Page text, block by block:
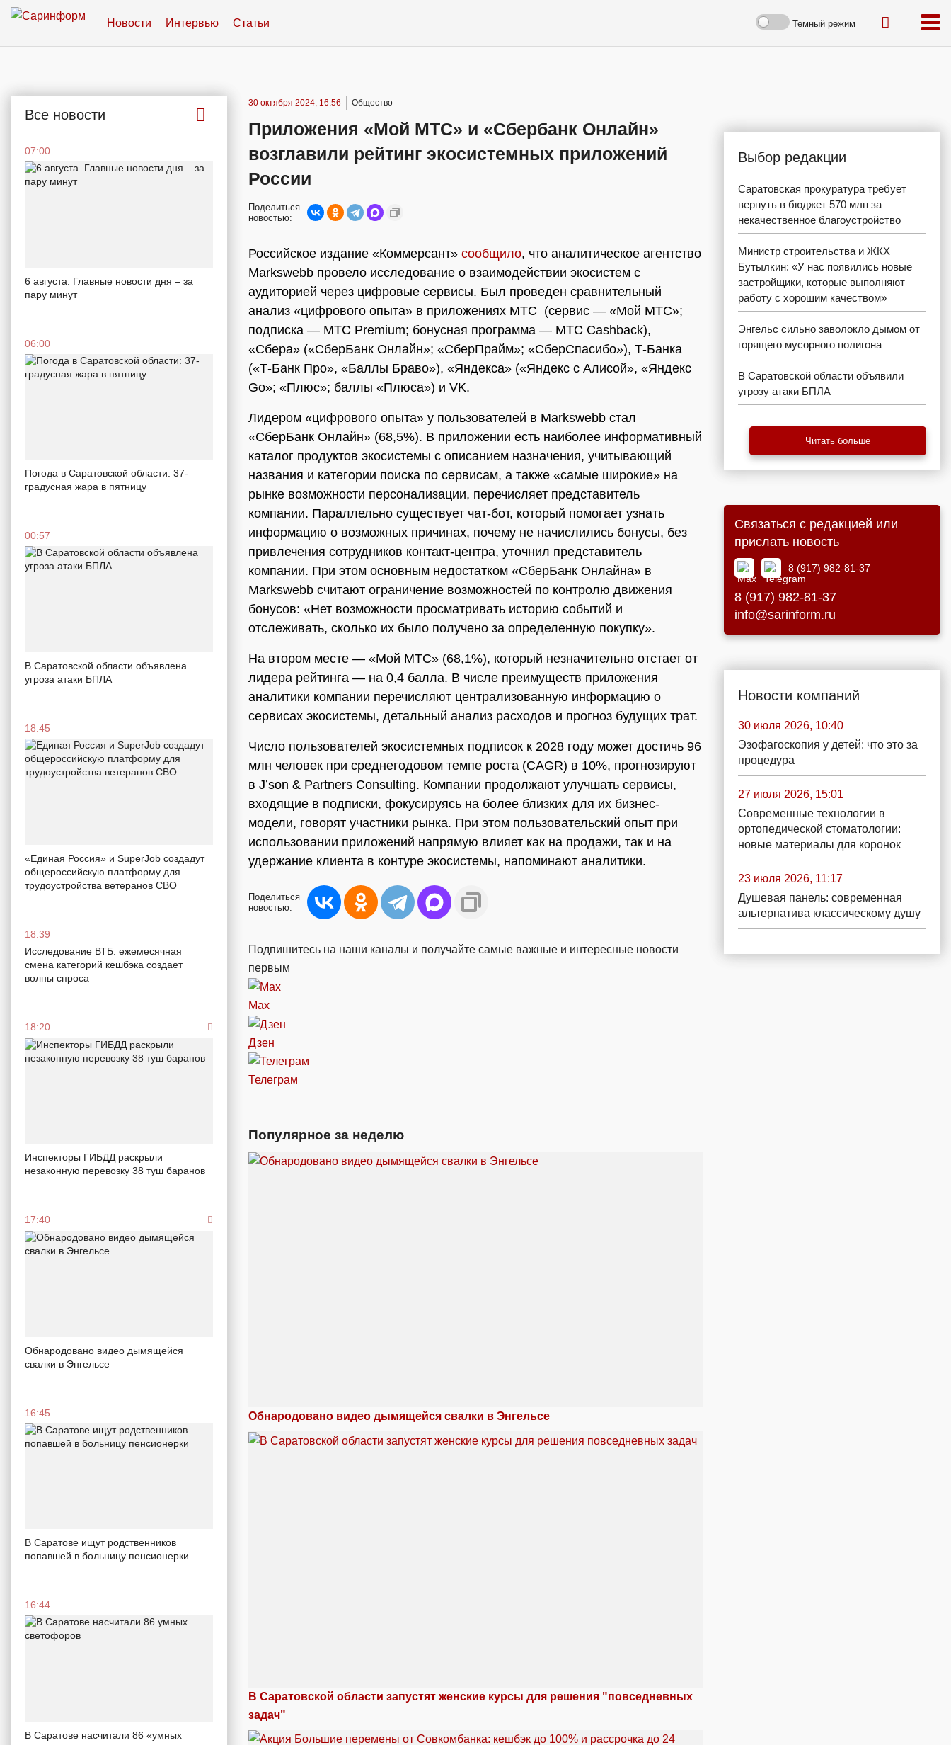
Новости Интервью Статьи Темный режим
Все новости
07:00
6 августа. Главные новости дня – за
пару минут
06:00
Погода в Саратовской области: 37-
градусная жара в пятницу
00:57
В Саратовской области объявлена
угроза атаки БПЛА
18:45
«Единая Россия» и SuperJob создадут
общероссийскую платформу для
трудоустройства ветеранов СВО
18:39
Исследование ВТБ: ежемесячная
смена категорий кешбэка создает
волны спроса
18:20
Инспекторы ГИБДД раскрыли
незаконную перевозку 38 туш баранов
17:40
Обнародовано видео дымящейся
свалки в Энгельсе
16:45
В Саратове ищут родственников
попавшей в больницу пенсионерки
16:44
В Саратове насчитали 86 «умных
30 октября 2024, 16:56 Общество
Приложения «Мой МТС» и «Сбербанк Онлайн»
возглавили рейтинг экосистемных приложений
России
Поделиться
новостью:
Российское издание «Коммерсант» сообщило, что аналитическое агентство
Markswebb провело исследование о взаимодействии экосистем с
аудиторией через цифровые сервисы. Был проведен сравнительный
анализ «цифрового опыта» в приложениях МТС (сервис — «Мой МТС»;
подписка — МТС Premium; бонусная программа — МТС Cashback),
«Сбера» («СберБанк Онлайн»; «СберПрайм»; «СберСпасибо»), Т-Банка
(«Т-Банк Про», «Баллы Браво»), «Яндекса» («Яндекс с Алисой», «Яндекс
Go»; «Плюс»; баллы «Плюса») и VK.
Лидером «цифрового опыта» у пользователей в Markswebb стал
«СберБанк Онлайн» (68,5%). В приложении есть наиболее информативный
каталог продуктов экосистемы с описанием назначения, учитывающий
названия и категории поиска по сервисам, а также «самые широкие» на
рынке возможности персонализации, перечисляет представитель
компании. Параллельно существует чат-бот, который помогает узнать
информацию о возможных причинах, почему не начислились бонусы, без
привлечения сотрудников контакт-центра, уточнил представитель
компании. При этом основным недостатком «СберБанк Онлайна» в
Markswebb считают ограничение возможностей по контролю движения
бонусов: «Нет возможности просматривать историю событий и
отслеживать, сколько их было получено за определенную покупку».
На втором месте — «Мой МТС» (68,1%), который незначительно отстает от
лидера рейтинга — на 0,4 балла. В числе преимуществ приложения
аналитики компании перечисляют централизованную информацию о
сервисах экосистемы, детальный анализ расходов и прогноз будущих трат.
Число пользователей экосистемных подписок к 2028 году может достичь 96
млн человек при среднегодовом темпе роста (CAGR) в 10%, прогнозируют
в J’son & Partners Consulting. Компании продолжают улучшать сервисы,
входящие в подписки, фокусируясь на более близких для их бизнес-
модели, говорят участники рынка. При этом пользовательский опыт при
использовании приложений напрямую влияет как на продажи, так и на
удержание клиента в контуре экосистемы, напоминают аналитики.
Поделиться
новостью:
Подпишитесь на наши каналы и получайте самые важные и интересные новости
первым
Max
Дзен
Телеграм
Популярное за неделю
Обнародовано видео дымящейся свалки в Энгельсе
В Саратовской области запустят женские курсы для решения "повседневных
задач"
Выбор редакции
Саратовская прокуратура требует
вернуть в бюджет 570 млн за
некачественное благоустройство
Министр строительства и ЖКХ
Бутылкин: «У нас появились новые
застройщики, которые выполняют
работу с хорошим качеством»
Энгельс сильно заволокло дымом от
горящего мусорного полигона
В Саратовской области объявили
угрозу атаки БПЛА
Читать больше
Связаться с редакцией или
прислать новость
8 (917) 982-81-37
8 (917) 982-81-37
info@sarinform.ru
Новости компаний
30 июля 2026, 10:40
Эзофагоскопия у детей: что это за
процедура
27 июля 2026, 15:01
Современные технологии в
ортопедической стоматологии:
новые материалы для коронок
23 июля 2026, 11:17
Душевая панель: современная
альтернатива классическому душу